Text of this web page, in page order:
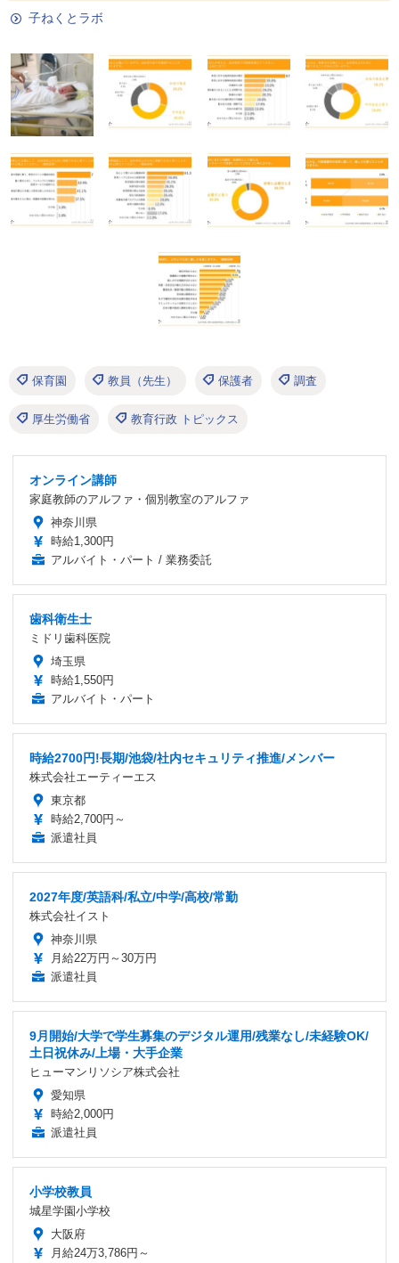
子ねくとラボ
保育園 教員（先生） 保護者 調査
厚生労働省 教育行政 トピックス
オンライン講師
家庭教師のアルファ・個別教室のアルファ
神奈川県
時給1,300円
アルバイト・パート / 業務委託
歯科衛生士
ミドリ歯科医院
埼玉県
時給1,550円
アルバイト・パート
時給2700円!長期/池袋/社内セキュリティ推進/メンバー
株式会社エーティーエス
東京都
時給2,700円～
派遣社員
2027年度/英語科/私立/中学/高校/常勤
株式会社イスト
神奈川県
月給22万円～30万円
派遣社員
9月開始/大学で学生募集のデジタル運用/残業なし/未経験OK/
土日祝休み/上場・大手企業
ヒューマンリソシア株式会社
愛知県
時給2,000円
派遣社員
小学校教員
城星学園小学校
大阪府
月給24万3,786円～